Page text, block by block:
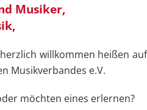
Musiker,
willkommen heißen auf
Musikverbandes e.V.
möchten eines erlernen?